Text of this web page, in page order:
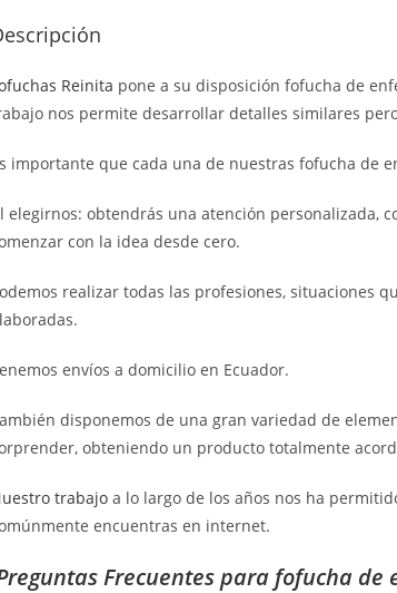
Reinita pone a su disposición fofucha de
nos permite desarrollar detalles similares
importante que cada una de nuestras fofucha de
elegirnos: obtendrás una atención personalizada,
con la idea desde cero.
realizar todas las profesiones, situaciones
envíos a domicilio en Ecuador.
disponemos de una gran variedad de
obteniendo un producto totalmente
trabajo a lo largo de los años nos ha
encuentras en internet.
Frecuentes para fofucha de